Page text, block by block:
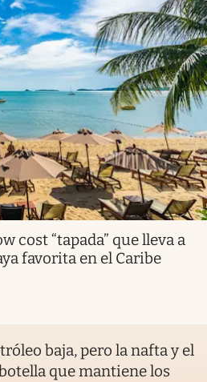
cost “tapada” que lleva a
favorita en el Caribe
baja, pero la nafta y el
que mantiene los